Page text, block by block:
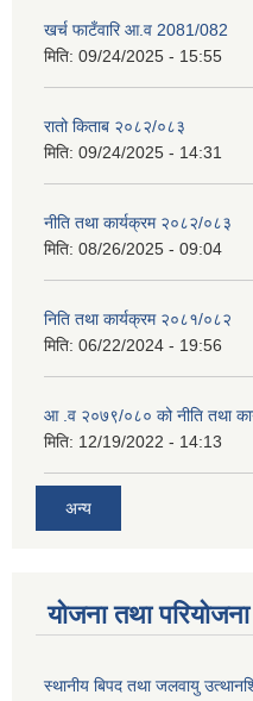
खर्च फाटँवारि आ.व 2081/082
मिति: 09/24/2025 - 15:55
रातो किताब २०८२/०८३
मिति: 09/24/2025 - 14:31
नीति तथा कार्यक्रम २०८२/०८३
मिति: 08/26/2025 - 09:04
निति तथा कार्यक्रम २०८१/०८२
मिति: 06/22/2024 - 19:56
आ .व २०७९/०८० को नीति तथा
मिति: 12/19/2022 - 14:13
अन्य
योजना तथा परियोजना
स्थानीय बिपद तथा जलवायु